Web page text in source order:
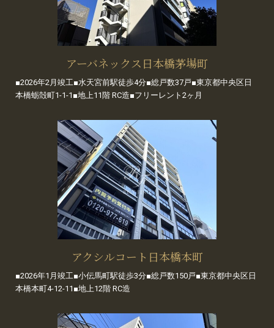
アーバネックス日本橋茅場町
■2026年2月竣工■水天宮前駅徒歩4分■総戸数37戸■東京都中央区日
本橋蛎殻町1-1-1■地上11階 RC造■フリーレント2ヶ月
アクシルコート日本橋本町
■2026年1月竣工■小伝馬町駅徒歩3分■総戸数150戸■東京都中央区日
本橋本町4-12-11■地上12階 RC造